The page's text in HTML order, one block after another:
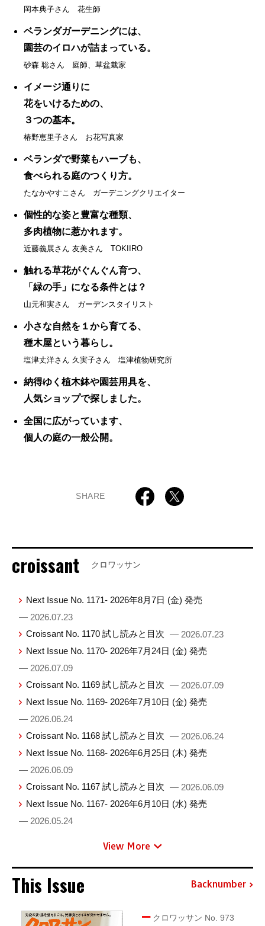
岡本典子さん 花生師
ベランダガーデニングには、
園芸のイロハが詰まっている。
砂森 聡さん 庭師、草盆栽家
イメージ通りに
花をいけるための、
３つの基本。
椿野恵里子さん お花写真家
ベランダで野菜もハーブも、
食べられる庭のつくり方。
たなかやすこさん ガーデニングクリエイター
個性的な姿と豊富な種類、
多肉植物に惹かれます。
近藤義展さん 友美さん TOKIIRO
触れる草花がぐんぐん育つ、
「緑の手」になる条件とは？
山元和実さん ガーデンスタイリスト
小さな自然を１から育てる、
種木屋という暮らし。
塩津丈洋さん 久実子さん 塩津植物研究所
納得ゆく植木鉢や園芸用具を、
人気ショップで探しました。
全国に広がっています、
個人の庭の一般公開。
SHARE
croissant クロワッサン
Next Issue No. 1171- 2026年8月7日 (金) 発売
— 2026.07.23
Croissant No. 1170 試し読みと目次 — 2026.07.23
Next Issue No. 1170- 2026年7月24日 (金) 発売
— 2026.07.09
Croissant No. 1169 試し読みと目次 — 2026.07.09
Next Issue No. 1169- 2026年7月10日 (金) 発売
— 2026.06.24
Croissant No. 1168 試し読みと目次 — 2026.06.24
Next Issue No. 1168- 2026年6月25日 (木) 発売
— 2026.06.09
Croissant No. 1167 試し読みと目次 — 2026.06.09
Next Issue No. 1167- 2026年6月10日 (水) 発売
— 2026.05.24
View More
This Issue Backnumber
クロワッサン No. 973